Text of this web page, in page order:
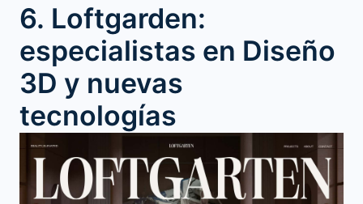
6. Loftgarden:
especialistas en Diseño
3D y nuevas
tecnologías